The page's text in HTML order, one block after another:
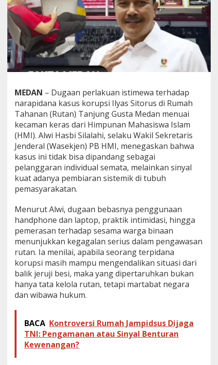
a
s
a
d
i
R
u
t
T
a
n
u
n
g
g
u
s
t
W
s
e
k
j
e
n
P
B
H
D
e
s
MEDAN – Dugaan perlakuan istimewa terhadap
narapidana kasus korupsi Ilyas Sitorus di Rumah
Tahanan (Rutan) Tanjung Gusta Medan menuai
kecaman keras dari Himpunan Mahasiswa Islam
(HMI). Alwi Hasbi Silalahi, selaku Wakil Sekretaris
Jenderal (Wasekjen) PB HMI, menegaskan bahwa
kasus ini tidak bisa dipandang sebagai
pelanggaran individual semata, melainkan sinyal
kuat adanya pembiaran sistemik di tubuh
pemasyarakatan.
Menurut Alwi, dugaan bebasnya penggunaan
handphone dan laptop, praktik intimidasi, hingga
pemerasan terhadap sesama warga binaan
menunjukkan kegagalan serius dalam pengawasan
rutan. Ia menilai, apabila seorang terpidana
korupsi masih mampu mengendalikan situasi dari
balik jeruji besi, maka yang dipertaruhkan bukan
hanya tata kelola rutan, tetapi martabat negara
dan wibawa hukum.
BACA Kontroversi Rumah Jampidsus Dijaga
TNI: Pengamanan atau Sinyal Benturan
Kewenangan?